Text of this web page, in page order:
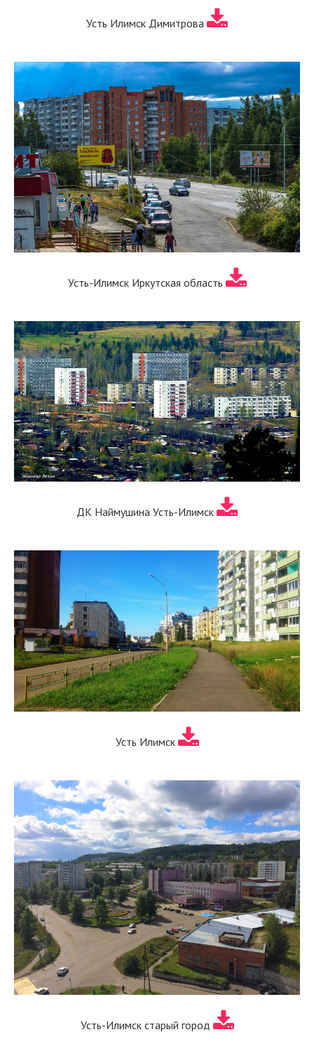
Усть Илимск Димитрова
Усть-Илимск Иркутская область
ДК Наймушина Усть-Илимск
Усть Илимск
Усть-Илимск старый город